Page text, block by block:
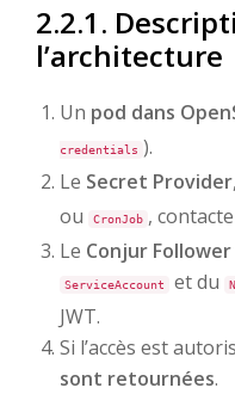
2.2.1.
l’architecture
Un pod dans
credentials ).
Le Secret Provider
ou CronJob ,
Le Conjur Follower
ServiceAccount et du
JWT.
Si l’accès est
sont retournées.